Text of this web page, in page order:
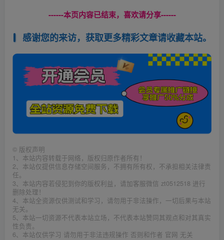
------本页内容已结束，喜欢请分享------
感谢您的来访，获取更多精彩文章请收藏本站。
© 版权声明
1、本站内容转载于网络，版权归原作者所有！
2、本站仅提供信息存储空间服务，不拥有所有权，不承担相关法律责
任。
3、本站内容若侵犯到你的版权利益，请加客服微信 zt0512518 进行
删除处理！
4、本站全资源仅供测试和学习，请勿用于非法操作，一切后果与本站
无关。
5、本站一切资源不代表本站立场，不代表本站赞同其观点和对其真实
性负责。
6、本站仅供学习 请勿用于非法违规操作 否则和作者 官网 无关